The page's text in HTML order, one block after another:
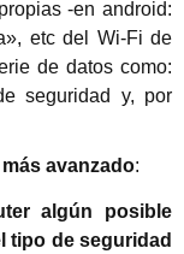
-en android:
etc del Wi-Fi de
de datos como:
seguridad y, por
avanzado:
algún posible
tipo de seguridad